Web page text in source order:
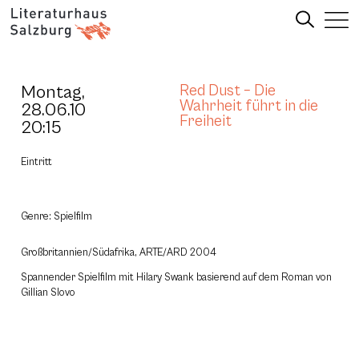
Montag,
28.06.10
20:15
Red Dust – Die
Wahrheit führt in die
Freiheit
Eintritt
Genre: Spielfilm
Großbritannien/Südafrika, ARTE/ARD 2004
Spannender Spielfilm mit Hilary Swank basierend auf dem Roman von
Gillian Slovo